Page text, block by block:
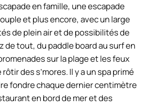
en famille, une escapade
et plus encore, avec un large
de plein air et de possibilités de
tout, du paddle board au surf en
sur la plage et les feux
des s’mores. Il y a un spa primé
fondre chaque dernier centimètre
en bord de mer et des